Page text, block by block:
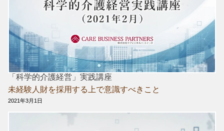
「科学的介護経営」実践講座
未経験人財を採用する上で意識すべきこと
2021年3月1日